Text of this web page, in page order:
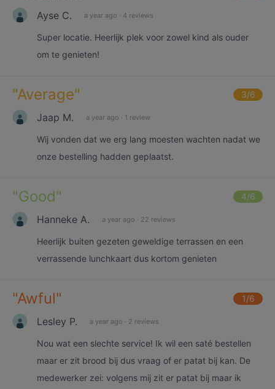
Ayse C. a year ago · 4 reviews
Super locatie. Heerlijk plek voor zowel kind als ouder
om te genieten!
"Average" 3/6
Jaap M. a year ago · 1 review
Wij vonden dat we erg lang moesten wachten nadat we
onze bestelling hadden geplaatst.
"Good" 4/6
Hanneke A. a year ago · 22 reviews
Heerlijk buiten gezeten geweldige terrassen en een
verrassende lunchkaart dus kortom genieten
"Awful" 1/6
Lesley P. a year ago · 2 reviews
Nou wat een slechte service! Ik wil een saté bestellen
maar er zit brood bij dus vraag of er patat bij kan. De
medewerker zei: volgens mij zit er patat bij maar ik